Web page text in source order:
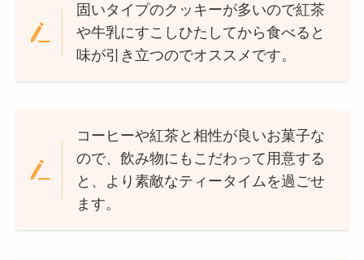
固いタイプのクッキーが多いので紅茶
や牛乳にすこしひたしてから食べると
味が引き立つのでオススメです。
コーヒーや紅茶と相性が良いお菓子な
ので、飲み物にもこだわって用意する
と、より素敵なティータイムを過ごせ
ます。